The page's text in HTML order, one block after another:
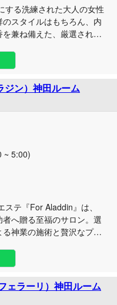
する洗練された大人の女性
スタイルはもちろん、内
兼ね備えた、厳選された
わってみませんか。 当
のは、年齢を感じさせな
をあわせ持つ輝くような
抜かれた美意識と細やか
シュな空
ン）神田ルーム
~ 5:00)
ステ『For Aladdin』は、
へ贈る至福のサロン。選
神業の施術と贅沢なプラ
さを忘れさせ、深い感動
でこだわり抜いたインテ
れたら虜になる特別な時
ェラーリ）神田ルーム